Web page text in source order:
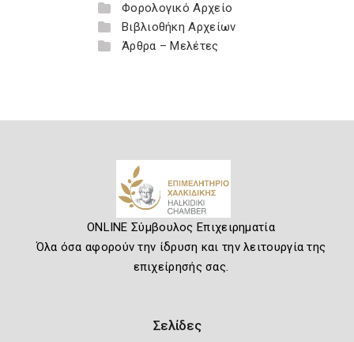
Φορολογικό Αρχείο
Βιβλιοθήκη Αρχείων
Άρθρα – Μελέτες
ONLINE Σύμβουλος Επιχειρηματία
Όλα όσα αφορούν την ίδρυση και την λειτουργία της
επιχείρησής σας.
Σελίδες